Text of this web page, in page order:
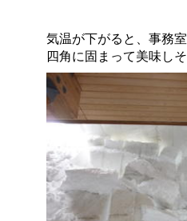
気温が下がると、事務
四角に固まって美味しそ